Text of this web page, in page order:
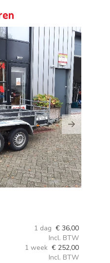
Next
1 dag € 36,00
Incl. BTW
1 week € 252,00
Incl. BTW